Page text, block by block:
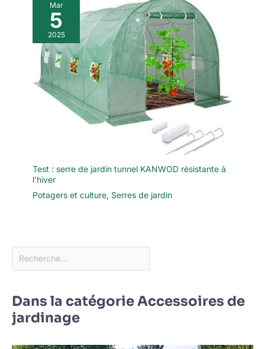
Mar
5
2025
Test : serre de jardin tunnel KANWOD résistante à
l’hiver
Potagers et culture, Serres de jardin
Dans la catégorie Accessoires de
jardinage